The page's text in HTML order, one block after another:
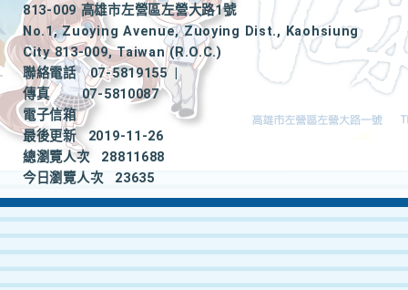
813-009 高雄市左營區左營大路1號
No.1, Zuoying Avenue, Zuoying Dist., Kaohsiung
City 813-009, Taiwan (R.O.C.)
聯絡電話
07-5819155
|
傳真
07-5810087
電子信箱
最後更新
2019-11-26
總瀏覽人次
28811688
今日瀏覽人次
23635